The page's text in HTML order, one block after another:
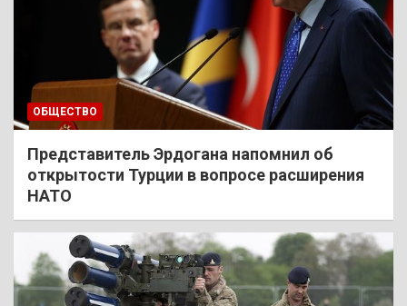
ОБЩЕСТВО
Представитель Эрдогана напомнил об
открытости Турции в вопросе расширения
НАТО